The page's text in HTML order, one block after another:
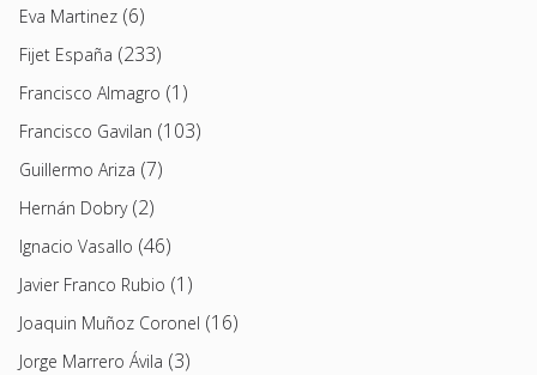
Eva Martinez (6)
Fijet España (233)
Francisco Almagro (1)
Francisco Gavilan (103)
Guillermo Ariza (7)
Hernán Dobry(2)
Ignacio Vasallo (46)
Javier Franco Rubio (1)
Joaquin Muñoz Coronel (16)
Jorge Marrero Ávila (3)